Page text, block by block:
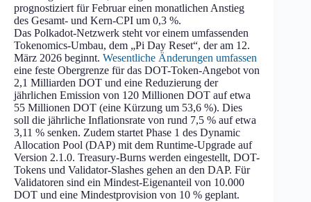
prognostiziert für Februar einen monatlichen Anstieg
des Gesamt- und Kern-CPI um 0,3 %.
Das Polkadot-Netzwerk steht vor einem umfassenden
Tokenomics-Umbau, dem „Pi Day Reset“, der am 12.
März 2026 beginnt. Wesentliche Änderungen umfassen
eine feste Obergrenze für das DOT-Token-Angebot von
2,1 Milliarden DOT und eine Reduzierung der
jährlichen Emission von 120 Millionen DOT auf etwa
55 Millionen DOT (eine Kürzung um 53,6 %). Dies
soll die jährliche Inflationsrate von rund 7,5 % auf etwa
3,11 % senken. Zudem startet Phase 1 des Dynamic
Allocation Pool (DAP) mit dem Runtime-Upgrade auf
Version 2.1.0. Treasury-Burns werden eingestellt, DOT-
Tokens und Validator-Slashes gehen an den DAP. Für
Validatoren sind ein Mindest-Eigenanteil von 10.000
DOT und eine Mindestprovision von 10 % geplant.